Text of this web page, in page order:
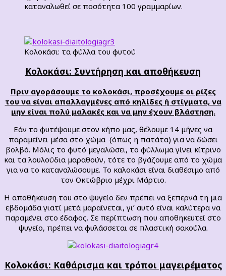
καταναλωθεί σε ποσότητα 100 γραμμαρίων.
Κολοκάσι: τα φύλλα του φυτού
Κολοκάσι: Συντήρηση και αποθήκευση
Πριν αγοράσουμε το κολοκάσι, προσέχουμε οι ρίζες
του να είναι απαλλαγμένες από κηλίδες ή στίγματα, να
μην είναι πολύ μαλακές και να μην έχουν βλάστηση.
Εάν το φυτέψουμε στον κήπο μας, θέλουμε 14 μήνες να
παραμείνει μέσα στο χώμα (όπως η πατάτα) για να δώσει
βολβό. Μόλις το φυτό μεγαλώσει, το φύλλωμα γίνει κίτρινο
και τα λουλούδια μαραθούν, τότε το βγάζουμε από το χώμα
για να το καταναλώσουμε. Το καλοκάσι είναι διαθέσιμο από
τον Οκτώβριο μέχρι Μάρτιο.
Η αποθήκευση του στο ψυγείο δεν πρέπει να ξεπερνά τη μια
εβδομάδα γιατί μετά μαραίνεται, γι’ αυτό είναι καλύτερα να
παραμένει στο έδαφος. Σε περίπτωση που αποθηκευτεί στο
ψυγείο, πρέπει να φυλάσσεται σε πλαστική σακούλα.
Κολοκάσι: Καθάρισμα και τρόποι μαγειρέματος